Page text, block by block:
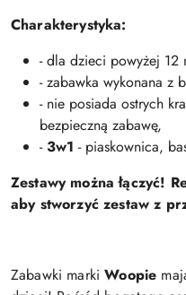
Charakterystyka:
- dla dzieci powyżej 12
- zabawka wykonana z
- nie posiada ostrych
bezpieczną zabawę,
-3w1 - piaskownica,
Zestawy można łączyć!
aby stworzyć zestaw z
Zabawki markiWoopie